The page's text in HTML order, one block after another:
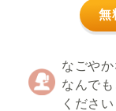
無
なごや
なんで
ください